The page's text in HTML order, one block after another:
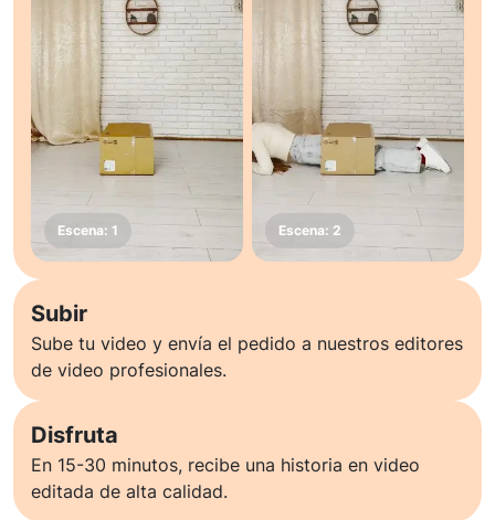
Subir
Sube tu video y envía el pedido a nuestros editores
de video profesionales.
Disfruta
En 15-30 minutos, recibe una historia en video
editada de alta calidad.